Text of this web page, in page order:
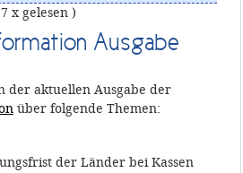
x gelesen )
Ausgabe
der aktuellen Ausgabe der
über folgende Themen:
der Länder bei Kassen